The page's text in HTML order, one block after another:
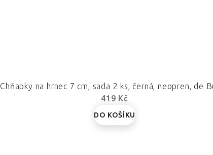
Chňapky na hrnec 7 cm, sada 2 ks, černá, neopren, de
419 Kč
DO KOŠÍKU